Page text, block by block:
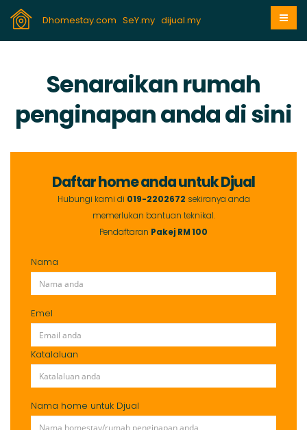
Dhomestay.com SeY.my dijual.my
Senaraikan rumah
penginapan anda di sini
Daftar home anda untuk Djual
Hubungi kami di 019-2202672 sekiranya anda
memerlukan bantuan teknikal.
Pendaftaran Pakej RM 100
Nama
Emel
Katalaluan
Nama home untuk Djual